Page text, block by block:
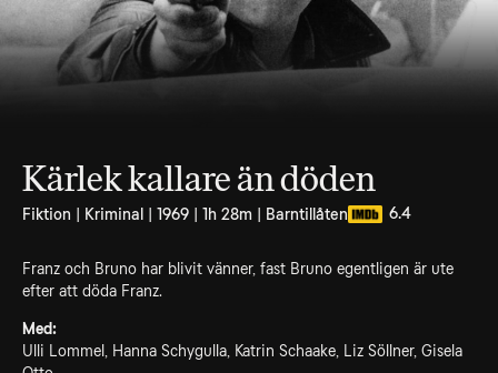
Kärlek kallare än döden
Fiktion | Kriminal | 1969 | 1h 28m | Barntillåten 6.4
Franz och Bruno har blivit vänner, fast Bruno egentligen är ute
efter att döda Franz.
Med:
Ulli Lommel, Hanna Schygulla, Katrin Schaake, Liz Söllner, Gisela